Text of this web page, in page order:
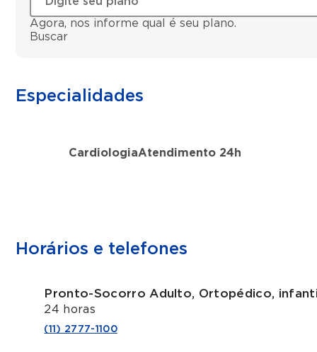
Agora, nos informe qual é seu plano.
Buscar
Especialidades
CardiologiaAtendimento 24h
Horários e telefones
Pronto-Socorro Adulto, Ortopédico,
24 horas
(11) 2777-1100